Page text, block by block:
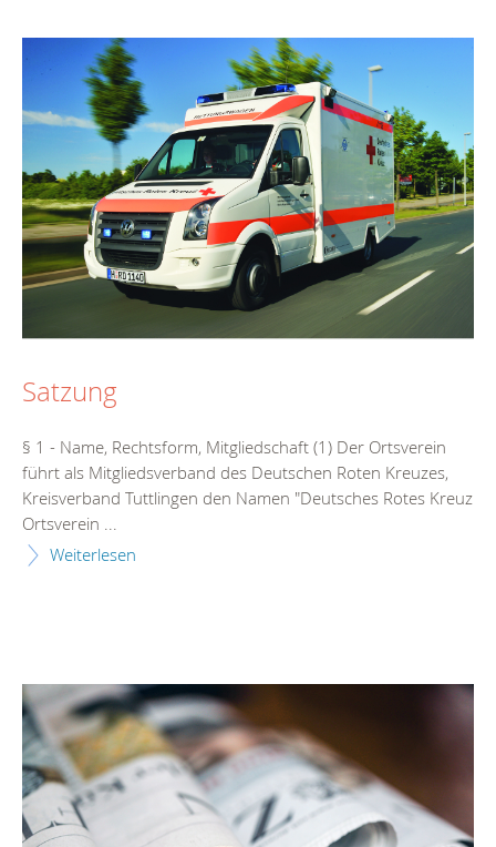
Satzung
§ 1 - Name, Rechtsform, Mitgliedschaft (1) Der Ortsverein
führt als Mitgliedsverband des Deutschen Roten Kreuzes,
Kreisverband Tuttlingen den Namen "Deutsches Rotes Kreuz
Ortsverein ...
Weiterlesen